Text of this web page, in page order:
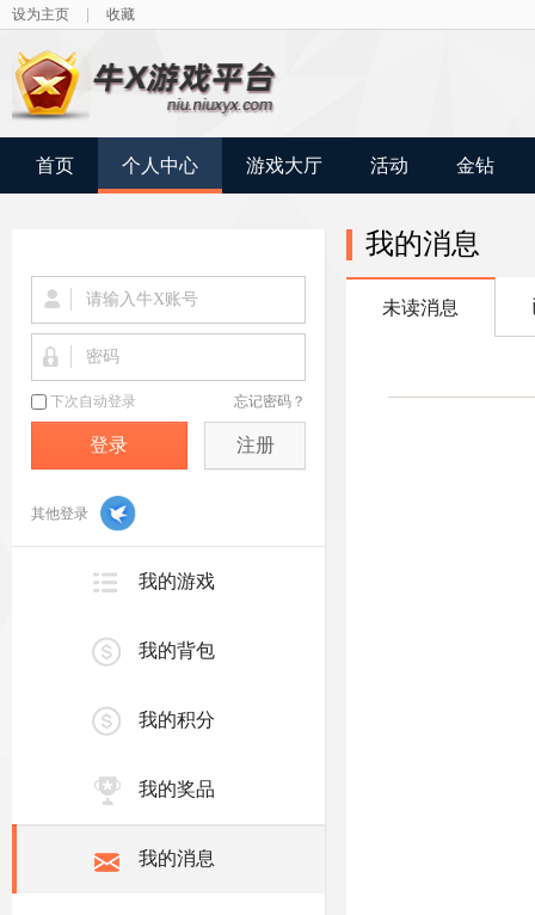
设为主页 收藏
首页 个人中心 游戏大厅 活动 金钻
注册
我的游戏
我的背包
我的积分
我的奖品
我的消息
我的消息
未读消息